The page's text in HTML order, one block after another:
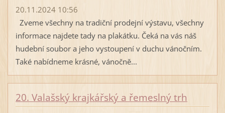
20.11.2024 10:56
Zveme všechny na tradiční prodejní výstavu, všechny
informace najdete tady na plakátku. Čeká na vás náš
hudební soubor a jeho vystoupení v duchu vánočním.
Také nabídneme krásné, vánočně...
20. Valašský krajkářský a řemeslný trh